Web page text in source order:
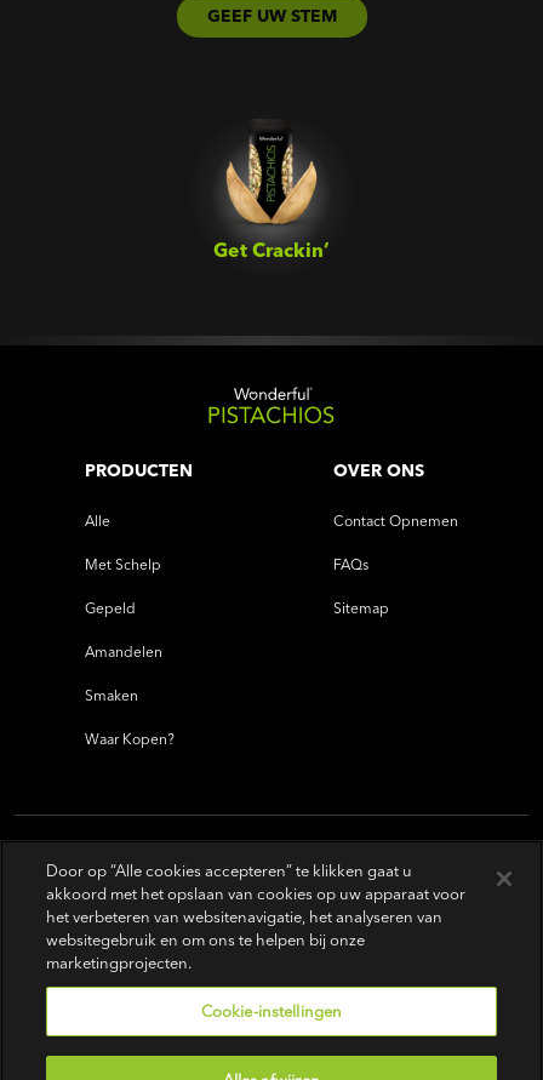
GEEF UW STEM
Get Crackin’‎
PRODUCTEN
Alle
Met Schelp
Gepeld
Amandelen
Smaken
Waar Kopen?
OVER ONS
Contact Opnemen
FAQs
Sitemap
Door op “Alle cookies accepteren” te klikken gaat u
akkoord met het opslaan van cookies op uw apparaat voor
het verbeteren van websitenavigatie, het analyseren van
websitegebruik en om ons te helpen bij onze
marketingprojecten.
Cookie-instellingen